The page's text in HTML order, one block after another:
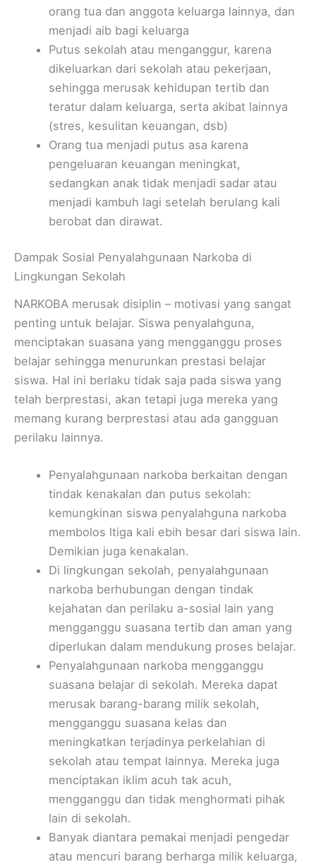
orang tua dan anggota keluarga lainnya, dan
menjadi aib bagi keluarga
Putus sekolah atau menganggur, karena
dikeluarkan dari sekolah atau pekerjaan,
sehingga merusak kehidupan tertib dan
teratur dalam keluarga, serta akibat lainnya
(stres, kesulitan keuangan, dsb)
Orang tua menjadi putus asa karena
pengeluaran keuangan meningkat,
sedangkan anak tidak menjadi sadar atau
menjadi kambuh lagi setelah berulang kali
berobat dan dirawat.
Dampak Sosial Penyalahgunaan Narkoba di
Lingkungan Sekolah
NARKOBA merusak disiplin – motivasi yang sangat
penting untuk belajar. Siswa penyalahguna,
menciptakan suasana yang mengganggu proses
belajar sehingga menurunkan prestasi belajar
siswa. Hal ini berlaku tidak saja pada siswa yang
telah berprestasi, akan tetapi juga mereka yang
memang kurang berprestasi atau ada gangguan
perilaku lainnya.
Penyalahgunaan narkoba berkaitan dengan
tindak kenakalan dan putus sekolah:
kemungkinan siswa penyalahguna narkoba
membolos ltiga kali ebih besar dari siswa lain.
Demikian juga kenakalan.
Di lingkungan sekolah, penyalahgunaan
narkoba berhubungan dengan tindak
kejahatan dan perilaku a-sosial lain yang
mengganggu suasana tertib dan aman yang
diperlukan dalam mendukung proses belajar.
Penyalahgunaan narkoba mengganggu
suasana belajar di sekolah. Mereka dapat
merusak barang-barang milik sekolah,
mengganggu suasana kelas dan
meningkatkan terjadinya perkelahian di
sekolah atau tempat lainnya. Mereka juga
menciptakan iklim acuh tak acuh,
mengganggu dan tidak menghormati pihak
lain di sekolah.
Banyak diantara pemakai menjadi pengedar
atau mencuri barang berharga milik keluarga,